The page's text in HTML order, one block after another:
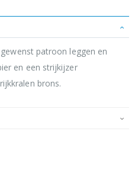
patroon leggen en
en een strijkijzer
brons.